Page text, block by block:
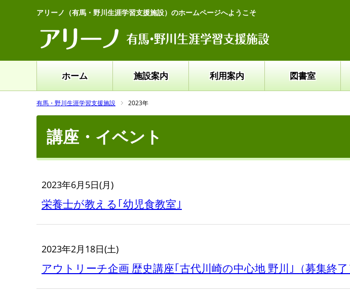
アリーノ（有馬・野川生涯学習支援施設）のホームページへようこそ
ホーム 施設案内 利用案内 図書室
有馬・野川生涯学習支援施設 2023年
講座・イベント
2023年6月5日(月)
栄養士が教える｢幼児食教室｣
2023年2月18日(土)
アウトリーチ企画 歴史講座｢古代川崎の中心地 野川｣（募集終了